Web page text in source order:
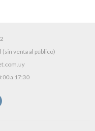
venta al público)
a 17:30